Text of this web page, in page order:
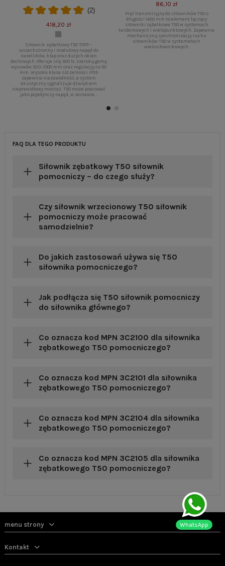
(2)
418,20 zł
Siłownik zębatkowy T50 TOPP –
wszechstronny i modułowy napęd do
świetlików, klap oraz dużych okien
dachowych. Oferuje siłę 500 N, szeroką gamę
wysuwów 320–1000 mm oraz regulację co 50
mm. Wysoka klasa szczelności IP55
zapewnia niezawodność, a system
akustyczny sygnalizuje dźwiękiem
nieprawidłowy montaż. T50 może pracować
jako pojedynczy napęd, w zestawie...
86,10 zł
Pręt transmisyjny do siłowników T50 o
długości 1400 mm to element łączący
siłowniki zębatkowe T50 w systemach
tandemowych i wielopunktowych. Zapewnia
mechaniczną synchronizację ruchu
siłowników T50 w systematach
wielosiłownikowych.
FAQ DLA TEGO PRODUKTU
Siłownik zębatkowy T50 siłownik
pomocniczy – do czego służy?
Czy siłownik wrzecionowy T50 siłownik
pomocniczy może pracować
samodzielnie?
Do jakich zastosowań używa się T50
siłownika pomocniczego?
Jak podłącza się T50 siłownik pomocniczy
do siłownika głównego?
Co oznacza kod MPN 3C2100 dla siłownika
zębatkowego T50 pomocniczego?
Co oznacza kod MPN 3C2101 dla siłownika
zębatkowego T50 pomocniczego?
Co oznacza kod MPN 3C2104 dla siłownika
zębatkowego T50 pomocniczego?
Co oznacza kod MPN 3C2105 dla siłownika
zębatkowego T50 pomocniczego?
menu strony
Kontakt
WhatsApp